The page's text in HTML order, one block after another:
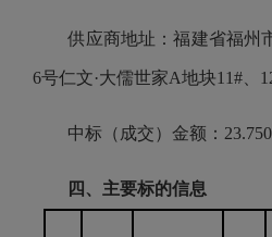
供应商地址：福建省福州
6号仁文·大儒世家A地块11#、
中标（成交）金额：
四、主要标的信息